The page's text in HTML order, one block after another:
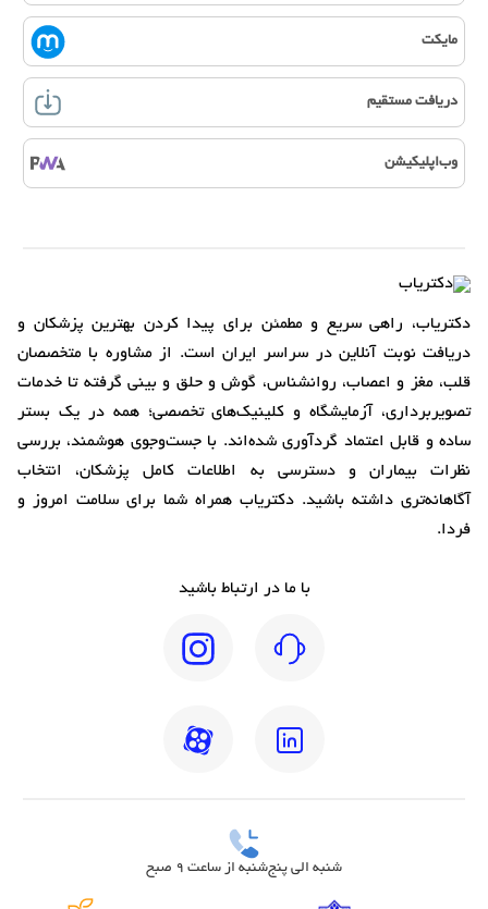
مایکت
دریافت مستقیم
وب‌اپلیکیشن
دکتریاب، راهی سریع و مطمئن برای پیدا کردن بهترین پزشکان و
دریافت نوبت آنلاین در سراسر ایران است. از مشاوره با متخصصان
قلب، مغز و اعصاب، روانشناس، گوش و حلق و بینی گرفته تا خدمات
تصویربرداری، آزمایشگاه و کلینیک‌های تخصصی؛ همه در یک بستر
ساده و قابل اعتماد گردآوری شده‌اند. با جست‌وجوی هوشمند، بررسی
نظرات بیماران و دسترسی به اطلاعات کامل پزشکان، انتخاب
آگاهانه‌تری داشته باشید. دکتریاب همراه شما برای سلامت امروز و
فردا.
با ما در ارتباط باشید
شنبه الی پنج‌شنبه از ساعت 9 صبح